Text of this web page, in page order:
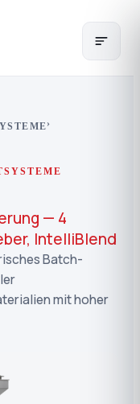
›
— 4
IntelliBlend
Batch-
mit hoher